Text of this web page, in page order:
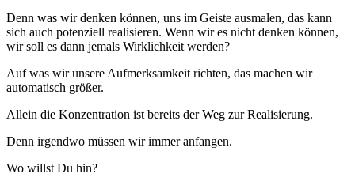
Denn was wir denken können, uns im Geiste ausmalen, das kann
sich auch potenziell realisieren. Wenn wir es nicht denken können,
wir soll es dann jemals Wirklichkeit werden?
Auf was wir unsere Aufmerksamkeit richten, das machen wir
automatisch größer.
Allein die Konzentration ist bereits der Weg zur Realisierung.
Denn irgendwo müssen wir immer anfangen.
Wo willst Du hin?